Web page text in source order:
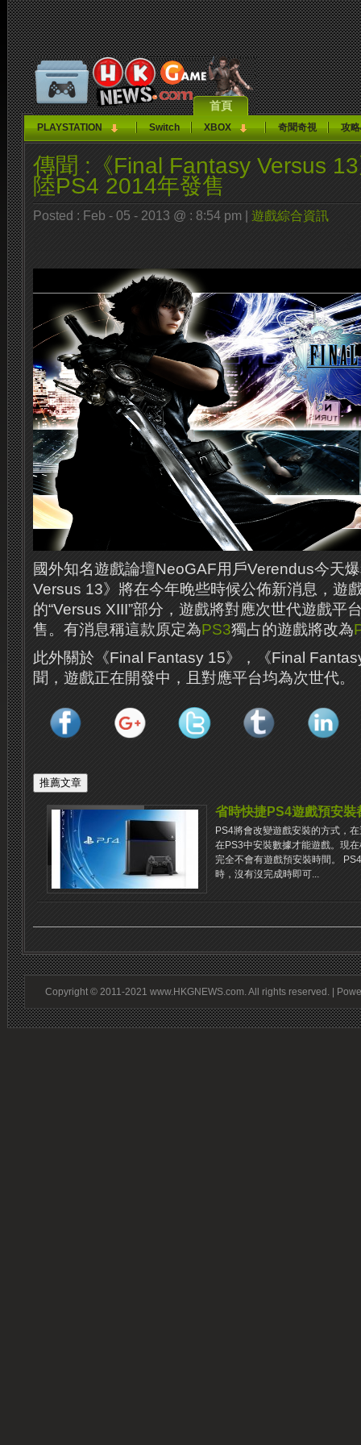
首頁
PLAYSTATION Switch XBOX 奇聞奇視 攻
傳聞 :《Final Fantasy Versus
陸PS4 2014年發售
Posted : Feb - 05 - 2013 @ : 8:54 pm | 遊戲綜合資訊
國外知名遊戲論壇NeoGAF用戶Verendus今天
Versus 13》將在今年晚些時候公佈新消息，遊
的“Versus XIII”部分，遊戲將對應次世代遊戲平
售。有消息稱這款原定為PS3獨占的遊戲將改為
此外關於《Final Fantasy 15》，《Final
聞，遊戲正在開發中，且對應平台均為次世代。
省時快捷PS4遊戲預安裝
PS4將會改變遊戲安裝的方式，
在PS3中安裝數據才能遊戲。現
完全不會有遊戲預安裝時間。
時，沒有沒完成時即可...
Copyright © 2011-2021 www.HKGNEWS.com. All rights reserved. |